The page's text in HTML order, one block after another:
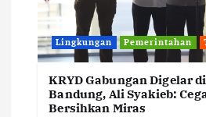
Lingkungan Pemerintahan
KRYD Gabungan Digelar
Bandung, Ali Syakieb:
Bersihkan Miras